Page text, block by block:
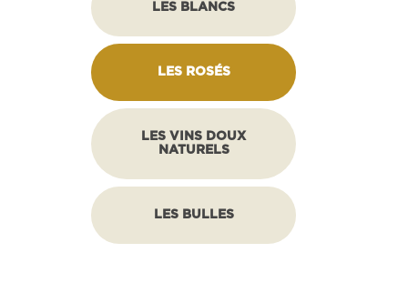
LES BLANCS
LES ROSÉS
LES VINS DOUX
NATURELS
LES BULLES